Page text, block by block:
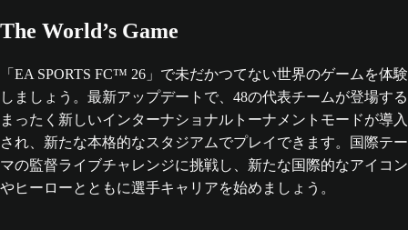
The World’s Game
「EA SPORTS FC™ 26」で未だかつてない世界のゲームを体験
しましょう。最新アップデートで、48の代表チームが登場する
まったく新しいインターナショナルトーナメントモードが導入
され、新たな本格的なスタジアムでプレイできます。国際テー
マの監督ライブチャレンジに挑戦し、新たな国際的なアイコン
やヒーローとともに選手キャリアを始めましょう。